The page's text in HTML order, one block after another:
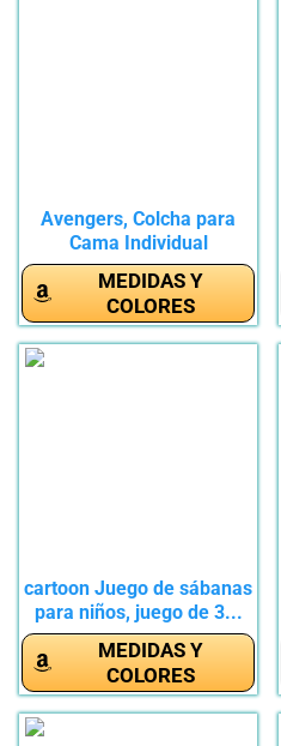
Avengers, Colcha para
Cama Individual
primaveral...
MEDIDAS Y
COLORES
cartoon Juego de sábanas
para niños, juego de 3...
MEDIDAS Y
COLORES